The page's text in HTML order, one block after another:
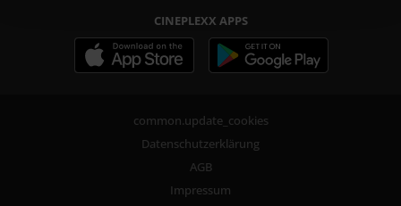
CINEPLEXX APPS
common.update_cookies
Datenschutzerklärung
AGB
Impressum